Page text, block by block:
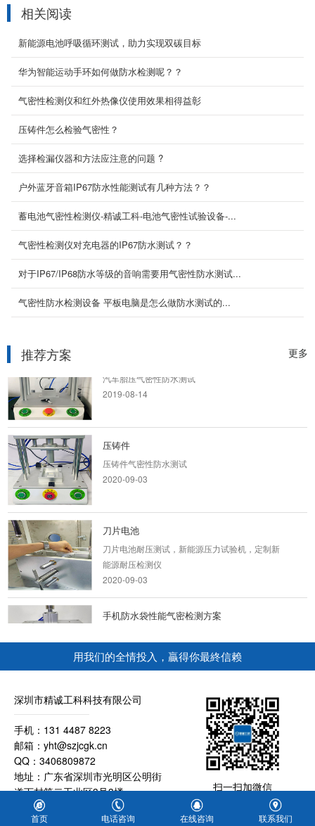
相关阅读
新能源电池呼吸循环测试，助力实现双碳目标
华为智能运动手环如何做防水检测呢？？
气密性检测仪和红外热像仪使用效果相得益彰
压铸件怎么检验气密性？
选择检漏仪器和方法应注意的问题 ?
户外蓝牙音箱IP67防水性能测试有几种方法？？
蓄电池气密性检测仪-精诚工科-电池气密性试验设备-...
气密性检测仪对充电器的IP67防水测试？？
对于IP67/IP68防水等级的音响需要用气密性防水测试...
气密性防水检测设备 平板电脑是怎么做防水测试的...
更多
推荐方案
音响喇叭气密性检测解决方案
2020-09-01
电动牙刷
电动牙刷气密性防水测试
2020-09-03
车载影像
车载摄像头气密性防水测试
2020-09-03
汽车胎压气密性防水测试
2019-08-14
压铸件
压铸件气密性防水测试
2020-09-03
刀片电池
刀片电池耐压测试，新能源压力试验机，定制新
能源耐压检测仪
2020-09-03
手机防水袋性能气密检测方案
产品能够进入的灰尘和水分特征进行分级。IP防
护等级是由两...
新能源电池盖气密性防水测试
2020-09-03
音响喇叭气密性检测解决方案
用我们的全情投入，贏得你最終信赖
深圳市精诚工科科技有限公司
手机：131 4487 8223
邮箱：yht@szjcgk.cn
QQ：3406809872
地址：广东省深圳市光明区公明街
道下村第二工业区3号3楼
扫一扫加微信
粤ICP备16057930号-2
首页 电话咨询 在线咨询 联系我们